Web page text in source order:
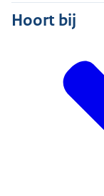
Hoort bij